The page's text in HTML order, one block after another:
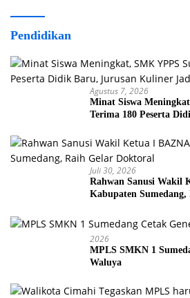
Pendidikan
Agustus 7, 2026
Minat Siswa
Terima 180 Peserta
Juli 30, 2026
Rahwan Sanusi Wakil
Kabupaten
2026
MPLS SMKN 1
Waluya